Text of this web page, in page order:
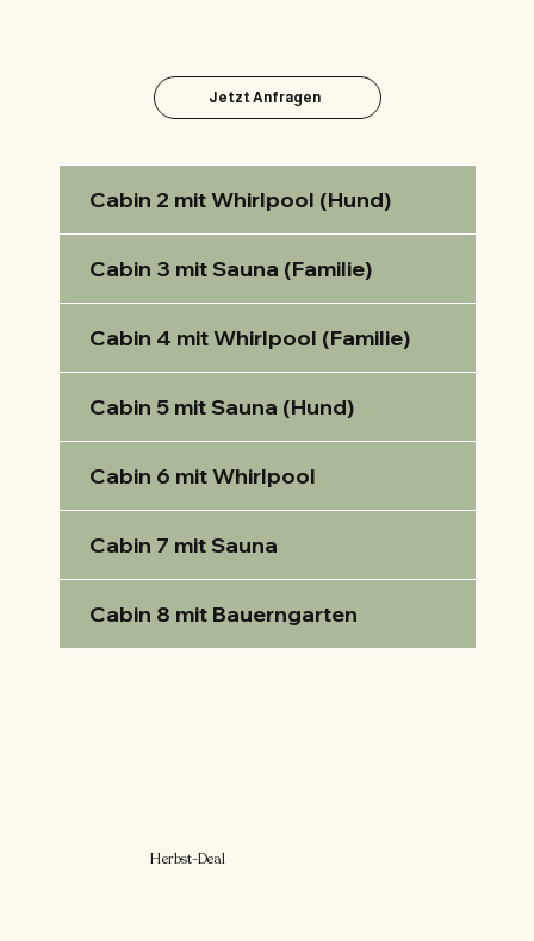
Jetzt Anfragen
Cabin 2 mit Whirlpool (Hund)
Cabin 3 mit Sauna (Familie)
Cabin 4 mit Whirlpool (Familie)
Cabin 5 mit Sauna (Hund)
Cabin 6 mit Whirlpool
Cabin 7 mit Sauna
Cabin 8 mit Bauerngarten
Herbst-Deal